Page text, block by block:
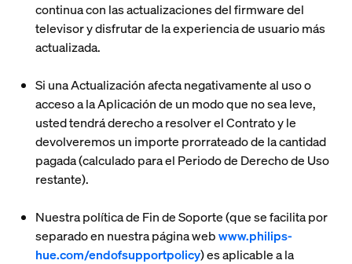
continua con las actualizaciones del firmware del
televisor y disfrutar de la experiencia de usuario más
actualizada.
Si una Actualización afecta negativamente al uso o
acceso a la Aplicación de un modo que no sea leve,
usted tendrá derecho a resolver el Contrato y le
devolveremos un importe prorrateado de la cantidad
pagada (calculado para el Periodo de Derecho de Uso
restante).
Nuestra política de Fin de Soporte (que se facilita por
separado en nuestra página webwww.philips-
hue.com/endofsupportpolicy) es aplicable a la